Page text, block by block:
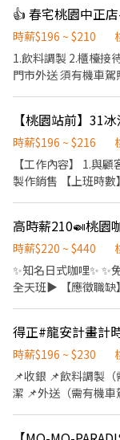
手，處理烹飪前與烹
洗、剝、削、切各種
準備不同餐點所需要
責擺盤、打包外帶
時薪$196 ~ $210
1.飲料調製 2.櫃檯接
門市外送 須有機車駕
時薪$196 ~ $216
【工作內容】 1.與
製作銷售 【上班時
度】 特休假、育嬰
助】 婚喪補助、傷病
員體檢) 每月發放免
時薪$220 ~ $440
✨知名日式咖哩✨ ✨
全天班▶️ 【應徵職缺
休息2小時) ⭐兼職
18:00-22:00 【薪資
排全天班) 【工作須
市桃園區春日路513
得正#龍安計畫計
時薪$196 ~ $230
📌收銀 📌飲料調製
潔 📌外送（需有機車駕照及機車） ✏️早